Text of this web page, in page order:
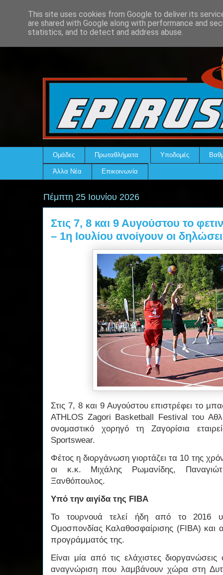
Ομάδες Πρωταθλήματα Υποδομές
Άλλα Νέα Επικοινωνία
Πέμπτη 25 Ιουνίου 2026
Στις 7, 8 και 9 Αυγούστου το
– 1η Ιουλίου ανοίγουν οι
Στις 7, 8 και 9 Αυγούστου επιστρέφει το
ATHLOS Zagori Basketball Festival του
ονομαστικό χορηγό τη Ζαγορίσια
Sportswear.
Φέτος η διοργάνωση γιορτάζει τα 10 της
οι κ.κ. Μιχάλης Ρωμανίδης,
Ξανθόπουλος.
Υπό την αιγίδα της FIBA
Το τουρνουά τελεί ήδη από το 2016
Ομοσπονδίας Καλαθοσφαίρισης (FIBA) και
προγράμματός της.
Είναι μία από τις ελάχιστες
αναγνώριση που λαμβάνουν χώρα στη
This site uses cookies from Google to deliver its
are shared with Google along with performance and
statistics, and to detect and address abuse.